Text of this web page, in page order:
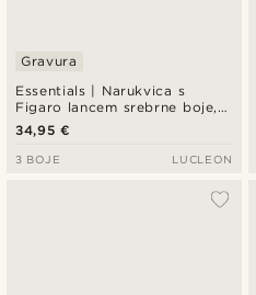
Essentials | Narukvica s
Figaro lancem srebrne boje, 6
mm
Gravura
34,95 €
3 BOJE LUCLEON